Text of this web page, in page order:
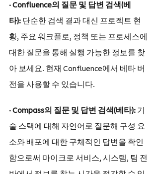
· Confluence의 질문 및 답변 검색(베
타): 단순한 검색 결과 대신 프로젝트 현
황, 주요 워크플로, 정책 또는 프로세스에
대한 질문을 통해 실행 가능한 정보를 찾
아 보세요. 현재 Confluence에서 베타 버
전을 사용할 수 있습니다.
· Compass의 질문 및 답변 검색(베타): 기
술 스택에 대해 자연어로 질문해 구성 요
소와 배포에 대한 구체적인 답변을 확인
함으로써 마이크로 서비스, 시스템, 팀 전